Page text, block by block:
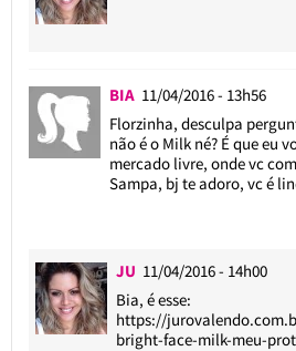
BIA 11/04/2016 - 13h56
Florzinha, desculpa
não é o Milk né? É que eu
mercado livre, onde vc
Sampa, bj te adoro, vc é
JU 11/04/2016 - 14h00
Bia, é esse:
https://
bright-face-milk-meu-